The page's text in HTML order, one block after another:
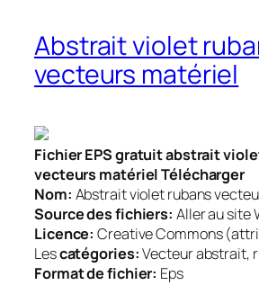
Abstrait violet
vecteurs matériel
Fichier EPS gratuit abstrait
vecteurs matériel Télécharger
Nom: Abstrait violet rubans
Source des fichiers: Aller au site
Licence: Creative Commons
Lescatégories:Vecteur abstrait,
Format de fichier: Eps